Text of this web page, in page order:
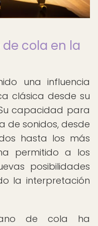
cola en la
una influencia
clásica desde su
capacidad para
de sonidos, desde
hasta los más
permitido a los
posibilidades
la interpretación
de cola ha